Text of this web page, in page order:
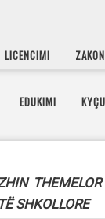
LICENCIMI
EDUKIMI KYÇU
SHKOLLORE